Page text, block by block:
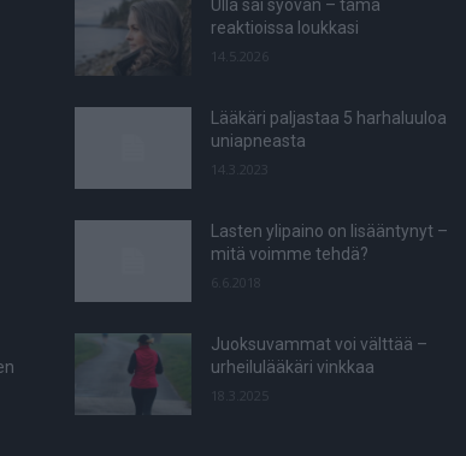
Ulla sai syövän – tämä
reaktioissa loukkasi
14.5.2026
Lääkäri paljastaa 5 harhaluuloa
uniapneasta
14.3.2023
Lasten ylipaino on lisääntynyt –
mitä voimme tehdä?
6.6.2018
Juoksuvammat voi välttää –
urheilulääkäri vinkkaa
18.3.2025